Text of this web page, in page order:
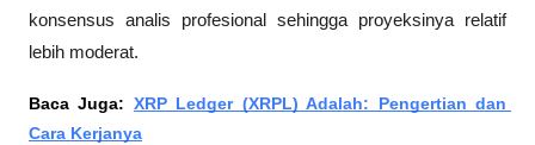
konsensus analis profesional sehingga proyeksinya relatif
lebih moderat.
Baca Juga: XRP Ledger (XRPL) Adalah: Pengertian dan
Cara Kerjanya